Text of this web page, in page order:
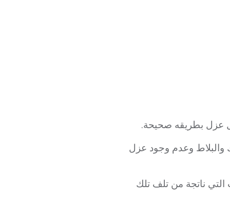
عزل بطريقه صحيحة.
والبلاط وعدم وجود عزل
التي ناتجة من تلف تلك